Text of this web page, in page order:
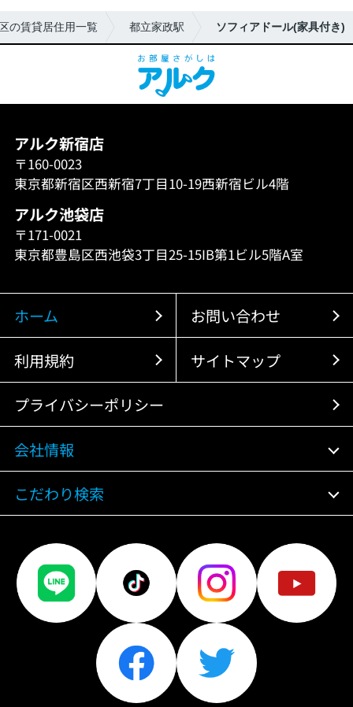
の賃貸居住用一覧 都立家政駅 ソフィアドール(家具付き)
アルク新宿店
〒160-0023
東京都新宿区西新宿7丁目10-19西新宿ビル4階
アルク池袋店
〒171-0021
東京都豊島区西池袋3丁目25-15IB第1ビル5階A室
ホーム お問い合わせ
利用規約 サイトマップ
プライバシーポリシー
会社情報
こだわり検索